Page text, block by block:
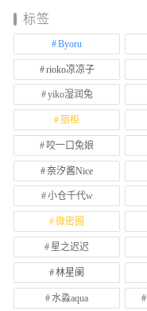
标签
Byoru
rioko凉凉子
yiko湿润兔
丽柜
咬一口兔娘
奈汐酱Nice
小仓千代w
微密圈
星之迟迟
林星阑
水淼aqua